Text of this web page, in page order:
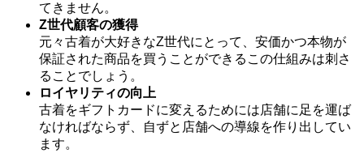
てきません。
Z世代顧客の獲得
元々古着が大好きなZ世代にとって、安価かつ本物が
保証された商品を買うことができるこの仕組みは刺さ
ることでしょう。
ロイヤリティの向上
古着をギフトカードに変えるためには店舗に足を運ば
なければならず、自ずと店舗への導線を作り出してい
ます。